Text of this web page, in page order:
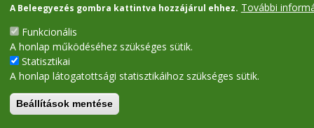
A Beleegyezés gombra kattintva hozzájárul ehhez. További
Funkcionális
A honlap működéséhez szükséges sütik.
Statisztikai
A honlap látogatottsági statisztikáihoz szükséges sütik.
Beállítások mentése